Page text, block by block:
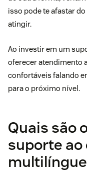
isso pode te afastar
atingir.
Ao investir em um
oferecer atendimento
confortáveis falando
para o próximo nível.
Quais são
suporte